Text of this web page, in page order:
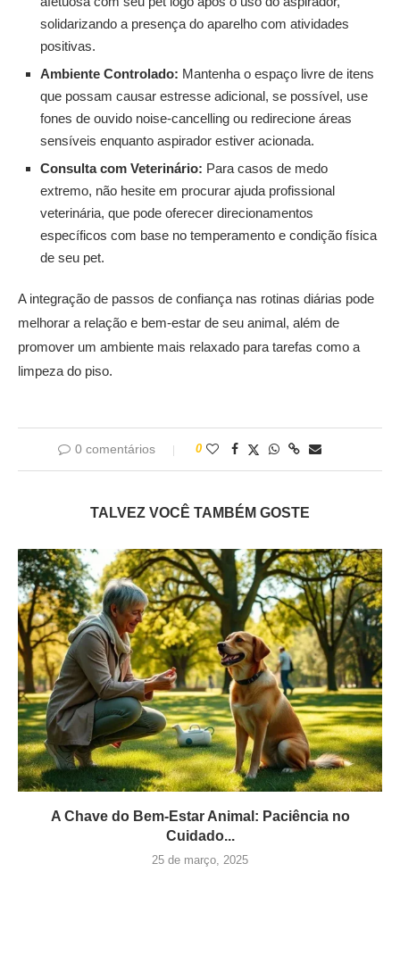
solidarizando a presença do aparelho com atividades
positivas.
Ambiente Controlado: Mantenha o espaço livre de itens
que possam causar estresse adicional, se possível, use
fones de ouvido noise-cancelling ou redirecione áreas
sensíveis enquanto aspirador estiver acionada.
Consulta com Veterinário: Para casos de medo
extremo, não hesite em procurar ajuda profissional
veterinária, que pode oferecer direcionamentos
específicos com base no temperamento e condição física
de seu pet.
A integração de passos de confiança nas rotinas diárias pode
melhorar a relação e bem-estar de seu animal, além de
promover um ambiente mais relaxado para tarefas como a
limpeza do piso.
0 comentários 0
TALVEZ VOCÊ TAMBÉM GOSTE
A Chave do Bem-Estar Animal: Paciência no
Cuidado...
25 de março, 2025